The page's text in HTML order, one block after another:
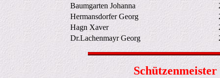
Baumgarten Johanna
Hermansdorfer Georg
Hagn Xaver
Dr.Lachenmayr Georg